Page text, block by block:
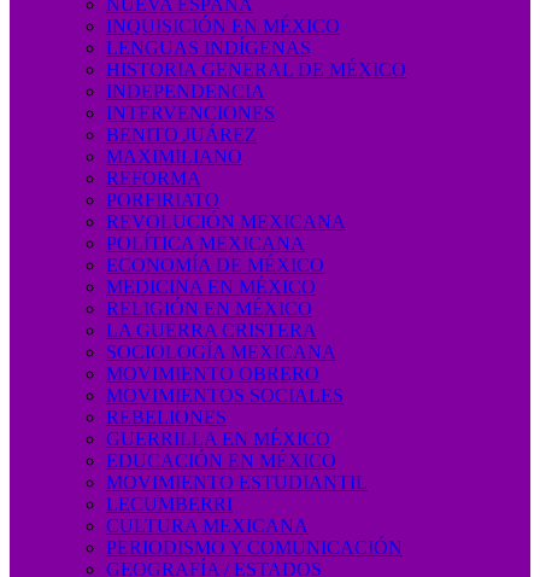
NUEVA ESPAÑA
INQUISICIÓN EN MÉXICO
LENGUAS INDÍGENAS
HISTORIA GENERAL DE MÉXICO
INDEPENDENCIA
INTERVENCIONES
BENITO JUÁREZ
MAXIMILIANO
REFORMA
PORFIRIATO
REVOLUCIÓN MEXICANA
POLÍTICA MEXICANA
ECONOMÍA DE MÉXICO
MEDICINA EN MÉXICO
RELIGIÓN EN MÉXICO
LA GUERRA CRISTERA
SOCIOLOGÍA MEXICANA
MOVIMIENTO OBRERO
MOVIMIENTOS SOCIALES
REBELIONES
GUERRILLA EN MÉXICO
EDUCACIÓN EN MÉXICO
MOVIMIENTO ESTUDIANTIL
LECUMBERRI
CULTURA MEXICANA
PERIODISMO Y COMUNICACIÓN
GEOGRAFÍA / ESTADOS